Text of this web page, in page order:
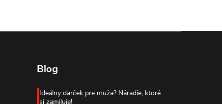
Blog
Ideálny darček pre muža? Náradie, ktoré
si zamiluje!